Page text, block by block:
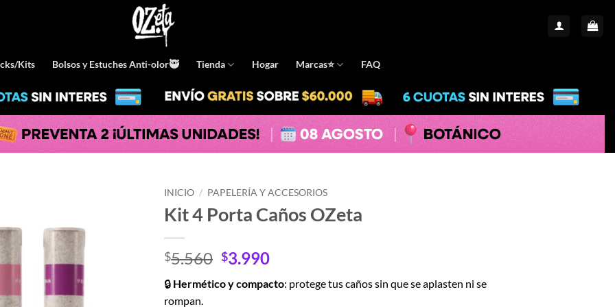
Kits Bolsos y Estuches Anti-olor🥷 Tienda Hogar Marcas⭐️ FAQ
INICIO / PAPELERÍA Y ACCESORIOS
Kit 4 Porta Caños OZeta
$5.560 El
original
$3.990El
actual
🔒 Hermético y compacto: protege tus caños sin que se aplasten ni se
rompan.